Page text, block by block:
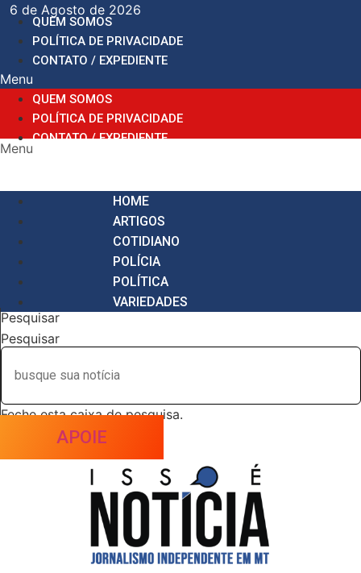
para
conteúdo
6 de Agosto de 2026
QUEM SOMOS
POLÍTICA DE PRIVACIDADE
CONTATO / EXPEDIENTE
Menu
QUEM SOMOS
POLÍTICA DE PRIVACIDADE
CONTATO / EXPEDIENTE
Menu
HOME
ARTIGOS
COTIDIANO
POLÍCIA
POLÍTICA
VARIEDADES
Pesquisar
Pesquisar
Feche esta caixa de pesquisa.
APOIE